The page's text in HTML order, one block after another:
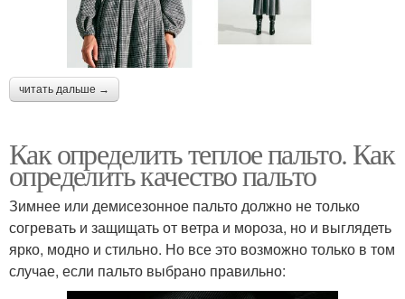
читать дальше →
Как определить теплое пальто. Как
определить качество пальто
Зимнее или демисезонное пальто должно не только
согревать и защищать от ветра и мороза, но и выглядеть
ярко, модно и стильно. Но все это возможно только в том
случае, если пальто выбрано правильно: